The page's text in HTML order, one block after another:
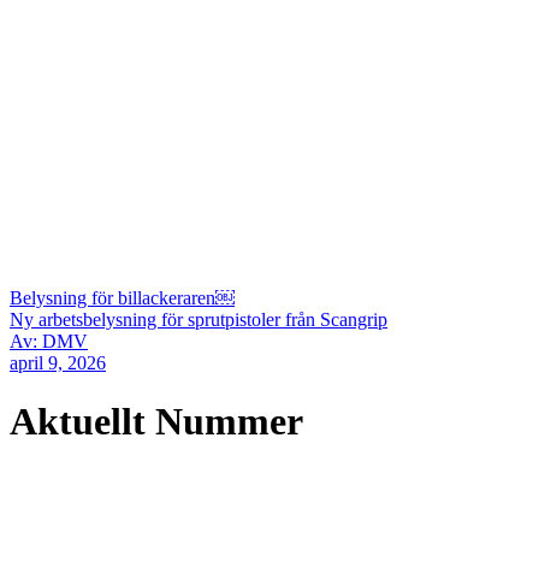
Belysning för billackeraren￼
Ny arbetsbelysning för sprutpistoler från Scangrip
Av: DMV
april 9, 2026
Aktuellt Nummer